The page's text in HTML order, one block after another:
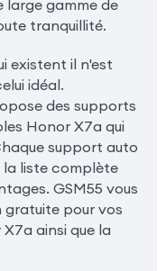
large gamme de
tranquillité.
existent il n'est
idéal.
des supports
Honor X7a qui
support auto
liste complète
GSM55 vous
gratuite pour vos
ainsi que la